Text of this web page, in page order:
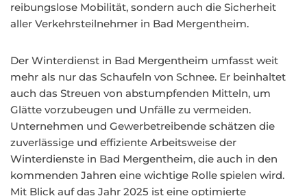
reibungslose Mobilität, sondern auch die Sicherheit
aller Verkehrsteilnehmer in Bad Mergentheim.
Der Winterdienst in Bad Mergentheim umfasst weit
mehr als nur das Schaufeln von Schnee. Er beinhaltet
auch das Streuen von abstumpfenden Mitteln, um
Glätte vorzubeugen und Unfälle zu vermeiden.
Unternehmen und Gewerbetreibende schätzen die
zuverlässige und effiziente Arbeitsweise der
Winterdienste in Bad Mergentheim, die auch in den
kommenden Jahren eine wichtige Rolle spielen wird.
Mit Blick auf das Jahr 2025 ist eine optimierte